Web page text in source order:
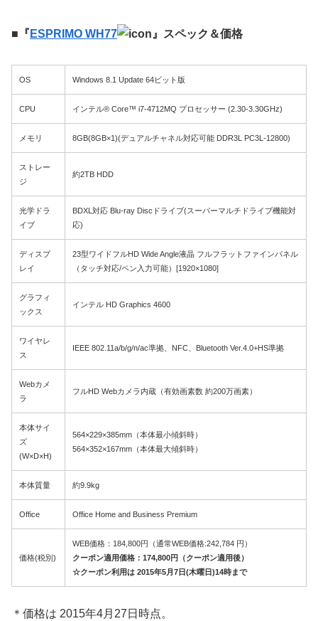
■『 ESPRIMO WH77 』スペック＆価格
OS Windows 8.1 Update 64ビット版
CPU インテル® Core™ i7-4712MQ プロセッサー (2.30-3.30GHz)
メモリ 8GB(8GB×1)(デュアルチャネル対応可能 DDR3L PC3L-12800)
ストレー
ジ
約2TB HDD
光学ドラ
イブ
BDXL対応 Blu-ray Discドライブ(スーパーマルチドライブ機能対
応)
ディスプ
レイ
23型ワイドフルHD Wide Angle液晶 フルフラットファインパネル
（タッチ対応/ペン入力可能）[1920×1080]
グラフィ
ックス
インテル HD Graphics 4600
ワイヤレ
ス
IEEE 802.11a/b/g/n/ac準拠、NFC、Bluetooth Ver.4.0+HS準拠
Webカメ
ラ
フルHD Webカメラ内蔵（有効画素数 約200万画素）
本体サイ
ズ
(W×D×H)
564×229×385mm（本体最小傾斜時）
564×352×167mm（本体最大傾斜時）
本体質量 約9.9kg
Office Office Home and Business Premium
価格(税別)
WEB価格：184,800円（通常WEB価格:242,784 円）
クーポン適用価格：174,800円（クーポン適用後）
☆クーポン利用は 2015年5月7日(木曜日)14時まで
＊価格は 2015年4月27日時点。